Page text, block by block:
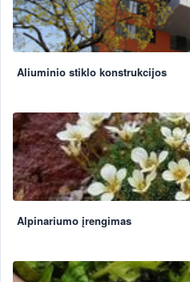
Aliuminio stiklo konstrukcijos
Alpinariumo įrengimas